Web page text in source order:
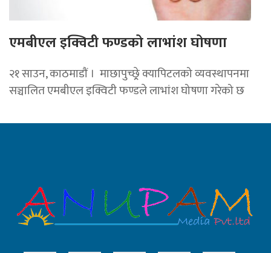
एमबीएल इक्विटी फण्डको लाभांश घोषणा
२१ साउन, काठमाडाैं । माछापुच्छ्र्रे क्यापिटलको व्यवस्थापनमा
सञ्चालित एमबीएल इक्विटी फण्डले लाभांश घोषणा गरेको छ